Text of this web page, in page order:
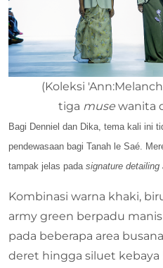
(Koleksi
tiga muse wanita
Bagi Denniel dan Dika, tema kali ini
pendewasaan bagi Tanah le Saé.
tampak jelas pada signature detailing
Kombinasi warna khaki,
army green berpadu
pada beberapa area
deret hingga siluet kebaya